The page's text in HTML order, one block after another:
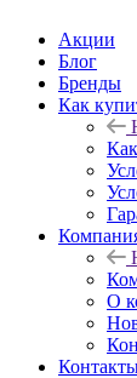
Акции
Блог
Бренды
Как
О